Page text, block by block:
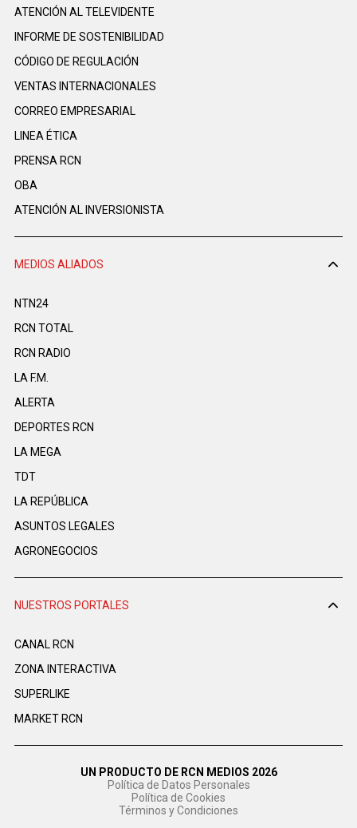
ATENCIÓN AL TELEVIDENTE
INFORME DE SOSTENIBILIDAD
CÓDIGO DE REGULACIÓN
VENTAS INTERNACIONALES
CORREO EMPRESARIAL
LINEA ÉTICA
PRENSA RCN
OBA
ATENCIÓN AL INVERSIONISTA
MEDIOS ALIADOS
NTN24
RCN TOTAL
RCN RADIO
LA F.M.
ALERTA
DEPORTES RCN
LA MEGA
TDT
LA REPÚBLICA
ASUNTOS LEGALES
AGRONEGOCIOS
NUESTROS PORTALES
CANAL RCN
ZONA INTERACTIVA
SUPERLIKE
MARKET RCN
UN PRODUCTO DE RCN MEDIOS 2026
Política de Datos Personales
Política de Cookies
Términos y Condiciones